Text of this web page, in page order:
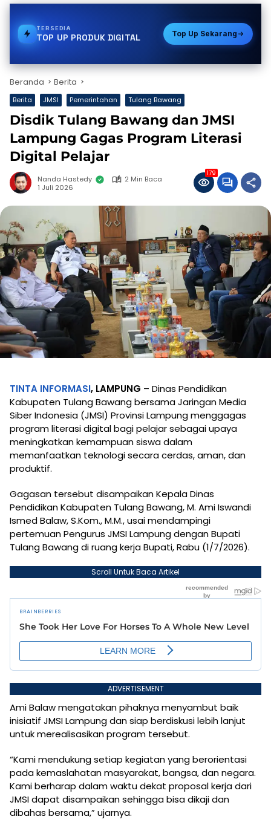
TERSEDIA
TOP UP PRODUK DIGITAL Top Up Sekarang
Beranda Berita
Berita JMSI Pemerintahan Tulang Bawang
Disdik Tulang Bawang dan JMSI
Lampung Gagas Program Literasi
Digital Pelajar
Nanda Hastedy
2 Min Baca
1 Juli 2026
179
TINTA INFORMASI, LAMPUNG – Dinas Pendidikan
Kabupaten Tulang Bawang bersama Jaringan Media
Siber Indonesia (JMSI) Provinsi Lampung menggagas
program literasi digital bagi pelajar sebagai upaya
meningkatkan kemampuan siswa dalam
memanfaatkan teknologi secara cerdas, aman, dan
produktif.
Gagasan tersebut disampaikan Kepala Dinas
Pendidikan Kabupaten Tulang Bawang, M. Ami Iswandi
Ismed Balaw, S.Kom., M.M., usai mendampingi
pertemuan Pengurus JMSI Lampung dengan Bupati
Tulang Bawang di ruang kerja Bupati, Rabu (1/7/2026).
Scroll Untuk Baca Artikel
ADVERTISEMENT
Ami Balaw mengatakan pihaknya menyambut baik
inisiatif JMSI Lampung dan siap berdiskusi lebih lanjut
untuk merealisasikan program tersebut.
“Kami mendukung setiap kegiatan yang berorientasi
pada kemaslahatan masyarakat, bangsa, dan negara.
Kami berharap dalam waktu dekat proposal kerja dari
JMSI dapat disampaikan sehingga bisa dikaji dan
dibahas bersama,” ujarnya.